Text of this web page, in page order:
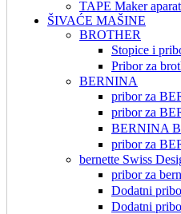
TAPE Maker
ŠIVAĆE MAŠINE
BROTHER
Stopice i
Pribor za
BERNINA
pribor za
pribor za
BERNINA
pribor za
bernette Swiss
pribor za
Dodatni
Dodatni